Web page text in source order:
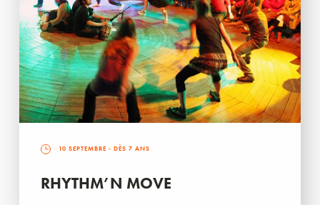
10 SEPTEMBRE - DÈS 7 ANS
RHYTHM’N MOVE